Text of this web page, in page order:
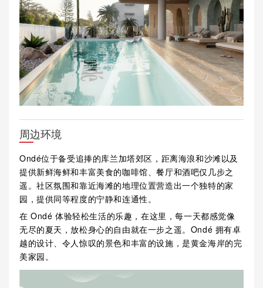
周边环境
Ondé位于备受追捧的库兰加塔郊区，距离海浪和沙滩以及
提供新鲜海鲜和丰富美食的咖啡馆、餐厅和酒吧仅几步之
遥。社区氛围和靠近海滩的地理位置营造出一个独特的家
园，提供同等程度的宁静和连通性。
在 Ondé 体验轻松生活的乐趣，在这里，每一天都感觉像
无尽的夏天，放松身心的自由就在一步之遥。Ondé 拥有卓
越的设计、令人惊叹的景色和丰富的设施，是黄金海岸的完
美家园。